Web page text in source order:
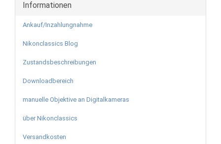
Informationen
Ankauf/Inzahlungnahme
Nikonclassics Blog
Zustandsbeschreibungen
Downloadbereich
manuelle Objektive an Digitalkameras
über Nikonclassics
Versandkosten